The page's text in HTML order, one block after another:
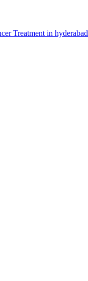
Treatment in hyderabad